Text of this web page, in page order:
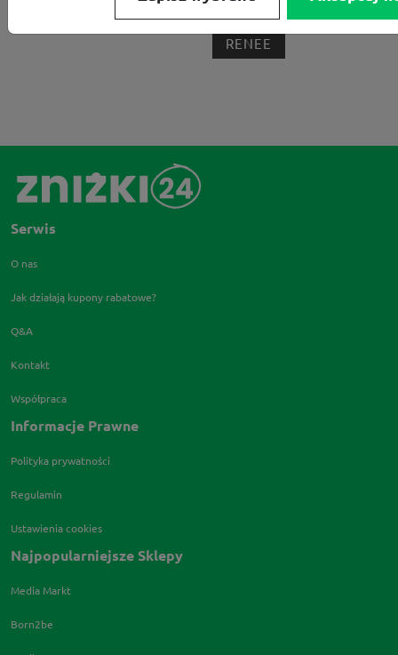
RENEE
Serwis
O nas
Jak działają kupony rabatowe?
Q&A
Kontakt
Współpraca
Informacje Prawne
Polityka prywatności
Regulamin
Ustawienia cookies
Najpopularniejsze Sklepy
Media Markt
Born2be